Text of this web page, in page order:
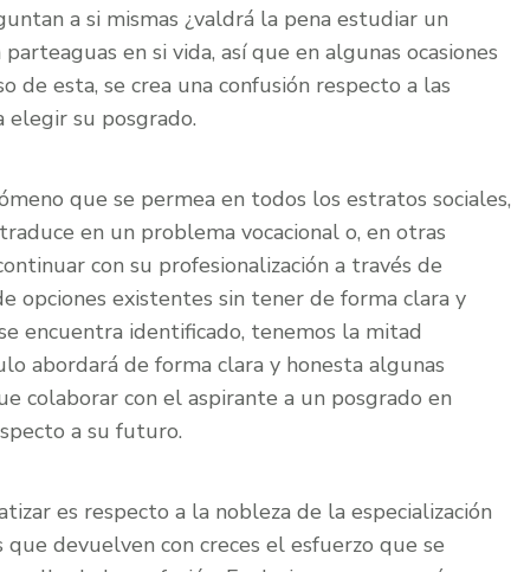
a si mismas ¿valdrá la pena estudiar un
en si vida, así que en algunas ocasiones
esta, se crea una confusión respecto a las
elegir su posgrado.
que se permea en todos los estratos sociales,
en un problema vocacional o, en otras
con su profesionalización a través de
opciones existentes sin tener de forma clara y
encuentra identificado, tenemos la mitad
abordará de forma clara y honesta algunas
colaborar con el aspirante a un posgrado en
a su futuro.
es respecto a la nobleza de la especialización
devuelven con creces el esfuerzo que se